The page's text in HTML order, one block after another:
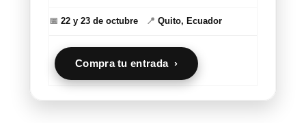
📅 22 y 23 de octubre 📍 Quito, Ecuador
Compra tu entrada ›